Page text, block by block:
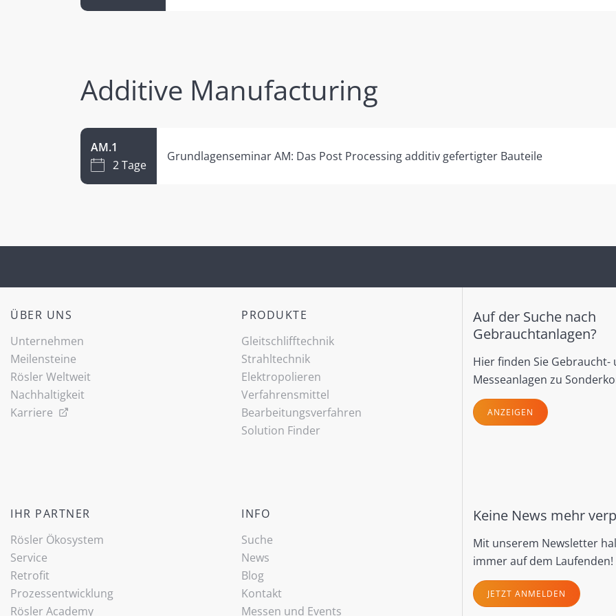
Additive Manufacturing
AM.1
2 Tage
Grundlagenseminar AM: Das Post Processing additiv gefertigter Bauteile
ÜBER UNS
Unternehmen
Meilensteine
Rösler Weltweit
Nachhaltigkeit
Karriere
PRODUKTE
Gleitschlifftechnik
Strahltechnik
Elektropolieren
Verfahrensmittel
Bearbeitungsverfahren
Solution Finder
IHR PARTNER
Rösler Ökosystem
Service
Retrofit
Prozessentwicklung
Rösler Academy
INFO
Suche
News
Blog
Kontakt
Messen und Events
Auf der Suche nach
Gebrauchtanlagen?
Hier finden Sie Gebraucht-
Messeanlagen zu
ANZEIGEN
Keine News mehr
Mit unserem Newsletter
immer auf dem Laufenden!
JETZT ANMELDEN